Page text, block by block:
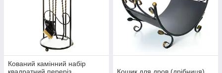
Кований камінний набір